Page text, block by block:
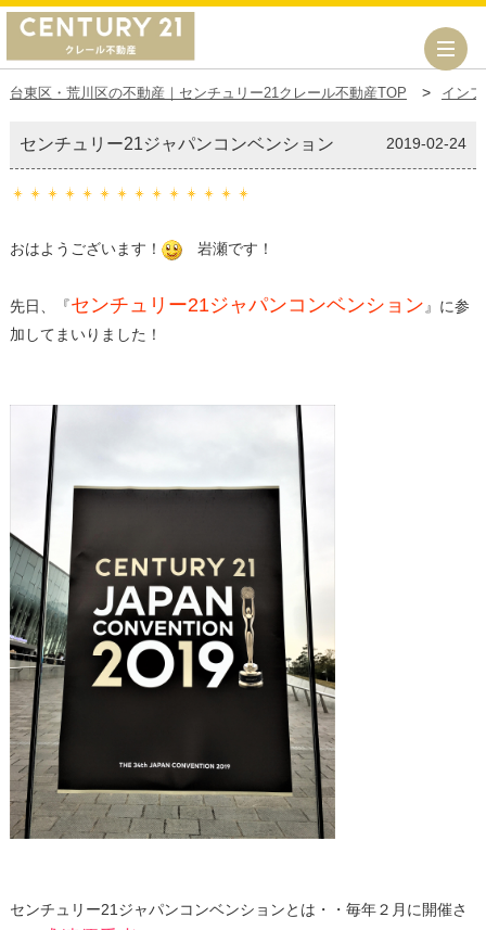
台東区・荒川区の不動産｜センチュリー21クレール不動産TOP イン
センチュリー21ジャパンコンベンション 2019-02-24
おはようございます！ 岩瀬です！
先日、『センチュリー21ジャパンコンベンション』に参
加してまいりました！
センチュリー21ジャパンコンベンションとは・・毎年２月に開催さ